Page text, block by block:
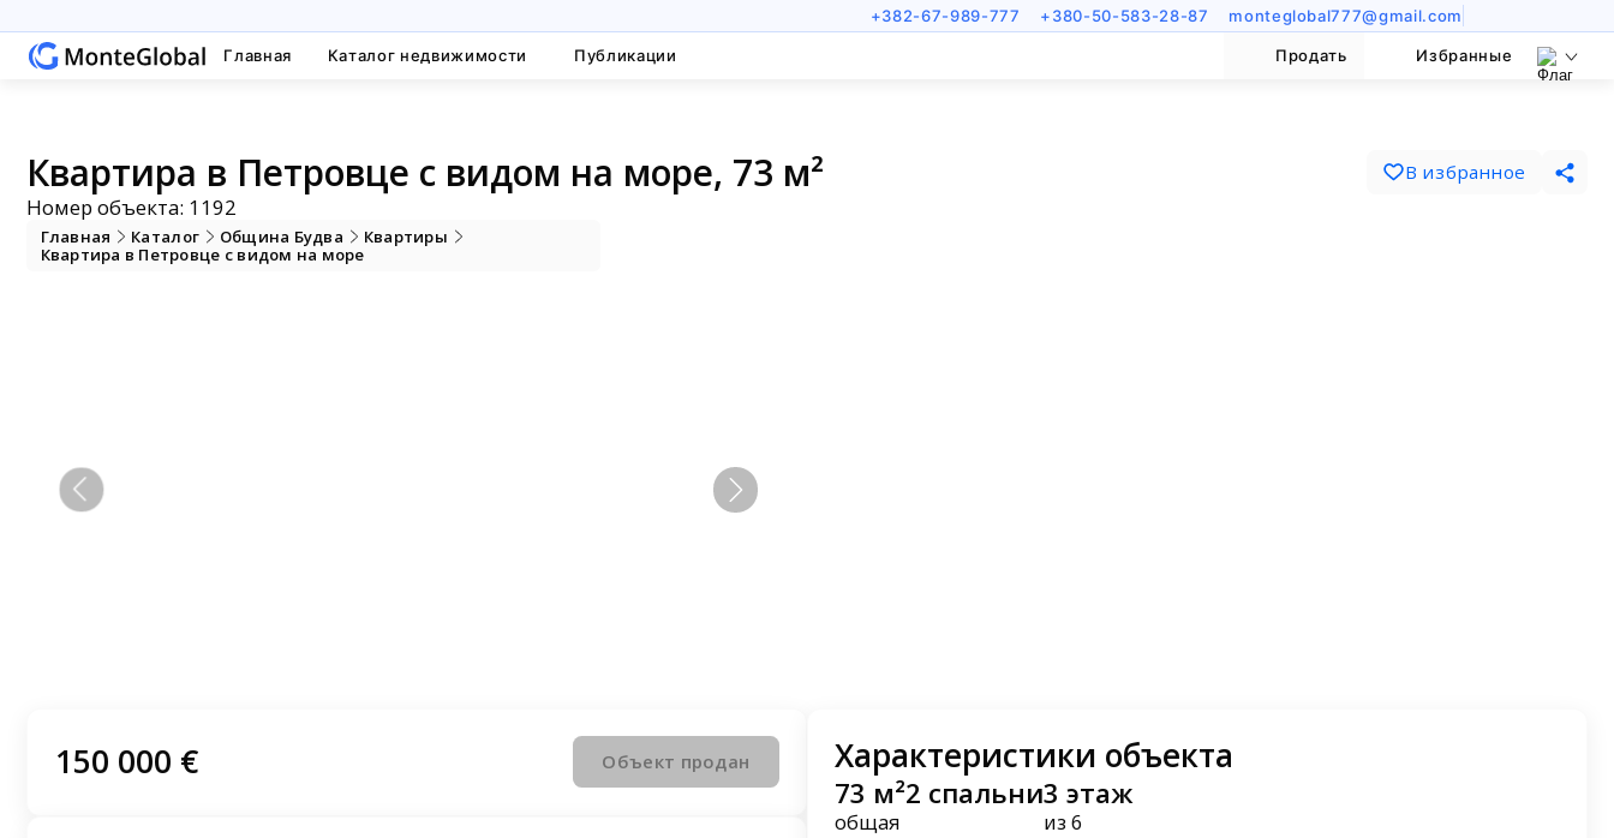
+382-67-989-777 +380-50-583-28-87 monteglobal777@gmail.com
Главная Каталог недвижимости Публикации Продать Избранные
Квартира в Петровце с видом на море, 73 м²
Номер объекта: 1192
В избранное
Главная Каталог Община Будва
Квартиры
Квартира в Петровце с видом на море
150 000 € Объект продан Характеристики объекта
73 м²
общая
2 спальни3 этаж
из 6